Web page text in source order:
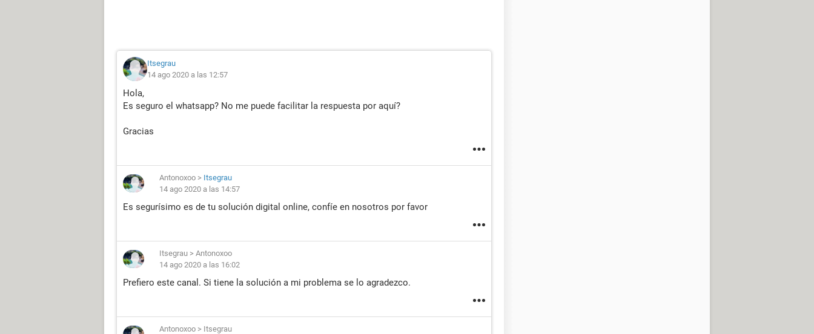
Itsegrau
14 ago 2020 a las 12:57
Hola,
Es seguro el whatsapp? No me puede facilitar la respuesta por aquí?
Gracias
Antonoxoo > Itsegrau
14 ago 2020 a las 14:57
Es segurísimo es de tu solución digital online, confíe en nosotros por favor
Itsegrau > Antonoxoo
14 ago 2020 a las 16:02
Prefiero este canal. Si tiene la solución a mi problema se lo agradezco.
Antonoxoo > Itsegrau